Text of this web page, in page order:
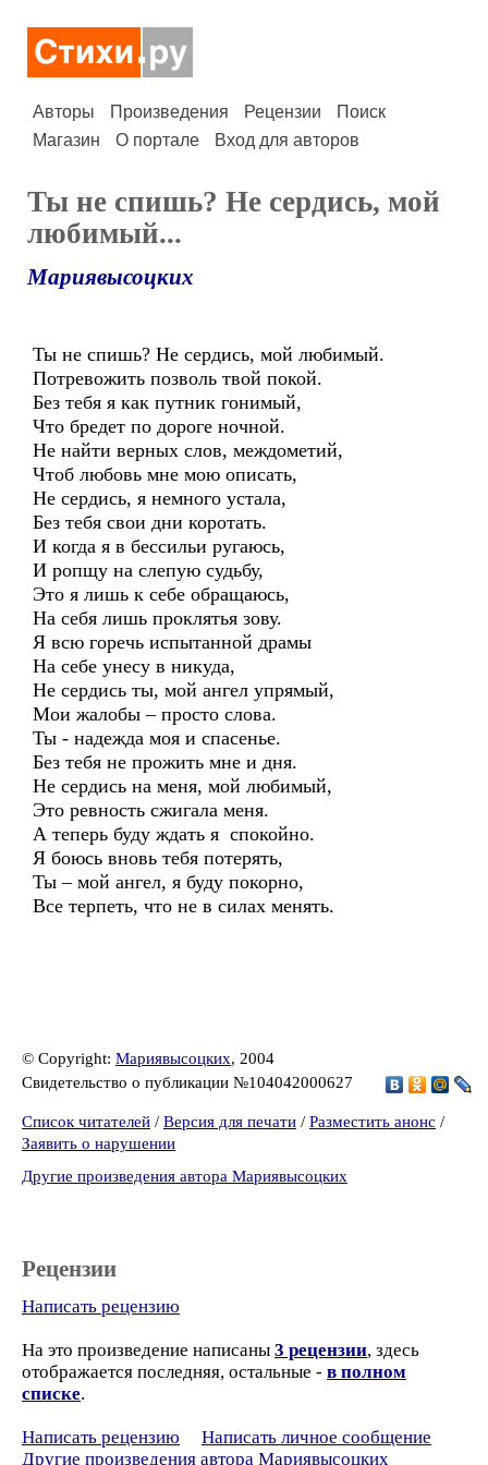
Авторы Произведения Рецензии
Поиск
Магазин
О портале Вход для авторов
Ты не спишь? Не сердись, мой
любимый...
Мариявысоцких
Ты не спишь? Не сердись, мой любимый.
Потревожить позволь твой покой.
Без тебя я как путник гонимый,
Что бредет по дороге ночной.
Не найти верных слов, междометий,
Чтоб любовь мне мою описать,
Не сердись, я немного устала,
Без тебя свои дни коротать.
И когда я в бессильи ругаюсь,
И ропщу на слепую судьбу,
Это я лишь к себе обращаюсь,
На себя лишь проклятья зову.
Я всю горечь испытанной драмы
На себе унесу в никуда,
Не сердись ты, мой ангел упрямый,
Мои жалобы – просто слова.
Ты - надежда моя и спасенье.
Без тебя не прожить мне и дня.
Не сердись на меня, мой любимый,
Это ревность сжигала меня.
А теперь буду ждать я спокойно.
Я боюсь вновь тебя потерять,
Ты – мой ангел, я буду покорно,
Все терпеть, что не в силах менять.
© Copyright: Мариявысоцких, 2004
Свидетельство о публикации №104042000627
Список читателей / Версия для печати / Разместить анонс /
Заявить о нарушении
Другие произведения автора Мариявысоцких
Рецензии
Написать рецензию
На это произведение написаны 3 рецензии, здесь
отображается последняя, остальные - в полном
списке.
Написать рецензию
Написать личное сообщение
Другие произведения автора Мариявысоцких